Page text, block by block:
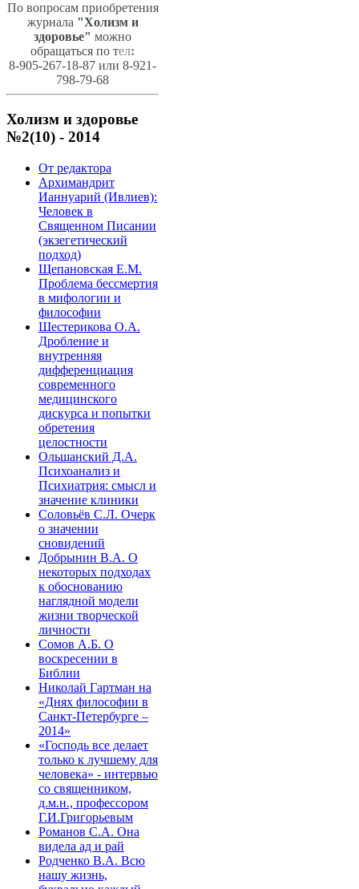
По вопросам приобретения
журнала "Холизм и
здоровье" можно
обращаться по тел:
8-905-267-18-87 или 8-921-
798-79-68
Холизм и здоровье
№2(10) - 2014
От редактора
Архимандрит
Ианнуарий (Ивлиев):
Человек в
Священном Писании
(экзегетический
подход)
Щепановская Е.М.
Проблема бессмертия
в мифологии и
философии
Шестерикова О.А.
Дробление и
внутренняя
дифференциация
современного
медицинского
дискурса и попытки
обретения
целостности
Ольшанский Д.А.
Психоанализ и
Психиатрия: смысл и
значение клиники
Соловьёв С.Л. Очерк
о значении
сновидений
Добрынин В.А. О
некоторых подходах
к обоснованию
наглядной модели
жизни творческой
личности
Сомов А.Б. О
воскресении в
Библии
Николай Гартман на
«Днях философии в
Санкт-Петербурге –
2014»
«Господь все делает
только к лучшему для
человека» - интервью
со священником,
д.м.н., профессором
Г.И.Григорьевым
Романов С.А. Она
видела ад и рай
Родченко В.А. Всю
нашу жизнь,